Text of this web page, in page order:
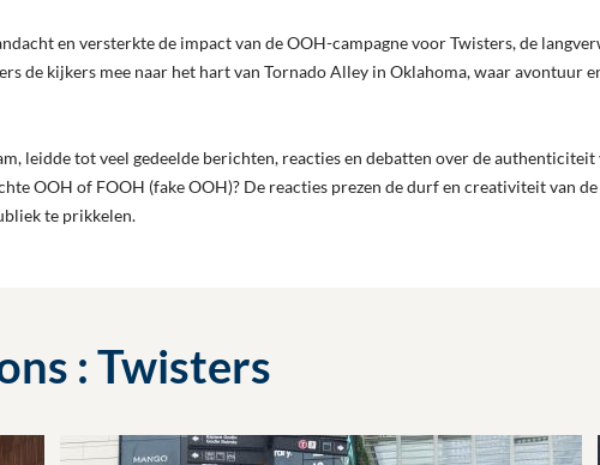
en versterkte de impact van de OOH-campagne voor Twisters, de
de kijkers mee naar het hart van Tornado Alley in Oklahoma, waar avontuur
leidde tot veel gedeelde berichten, reacties en debatten over de
OOH of FOOH (fake OOH)? De reacties prezen de durf en creativiteit van
te prikkelen.
: Twisters